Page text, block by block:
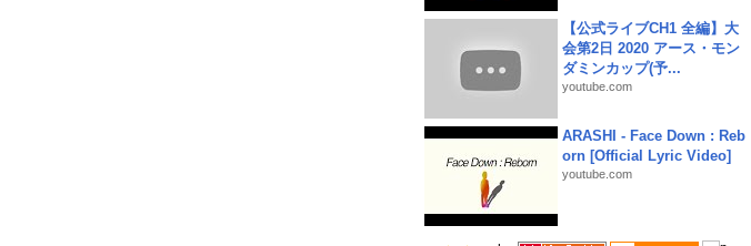
【公式ライブCH1 全編】大
会第2日 2020 アース・モン
ダミンカップ(予...
youtube.com
ARASHI - Face Down : Reb
orn [Official Lyric Video]
youtube.com